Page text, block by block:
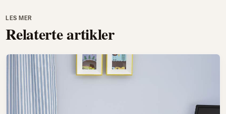
LES MER
Relaterte artikler